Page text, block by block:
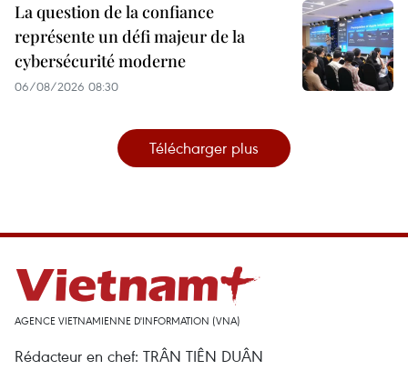
La question de la confiance
représente un défi majeur de la
cybersécurité moderne
06/08/2026 08:30
Télécharger plus
AGENCE VIETNAMIENNE D'INFORMATION (VNA)
Rédacteur en chef: TRÂN TIÊN DUÂN